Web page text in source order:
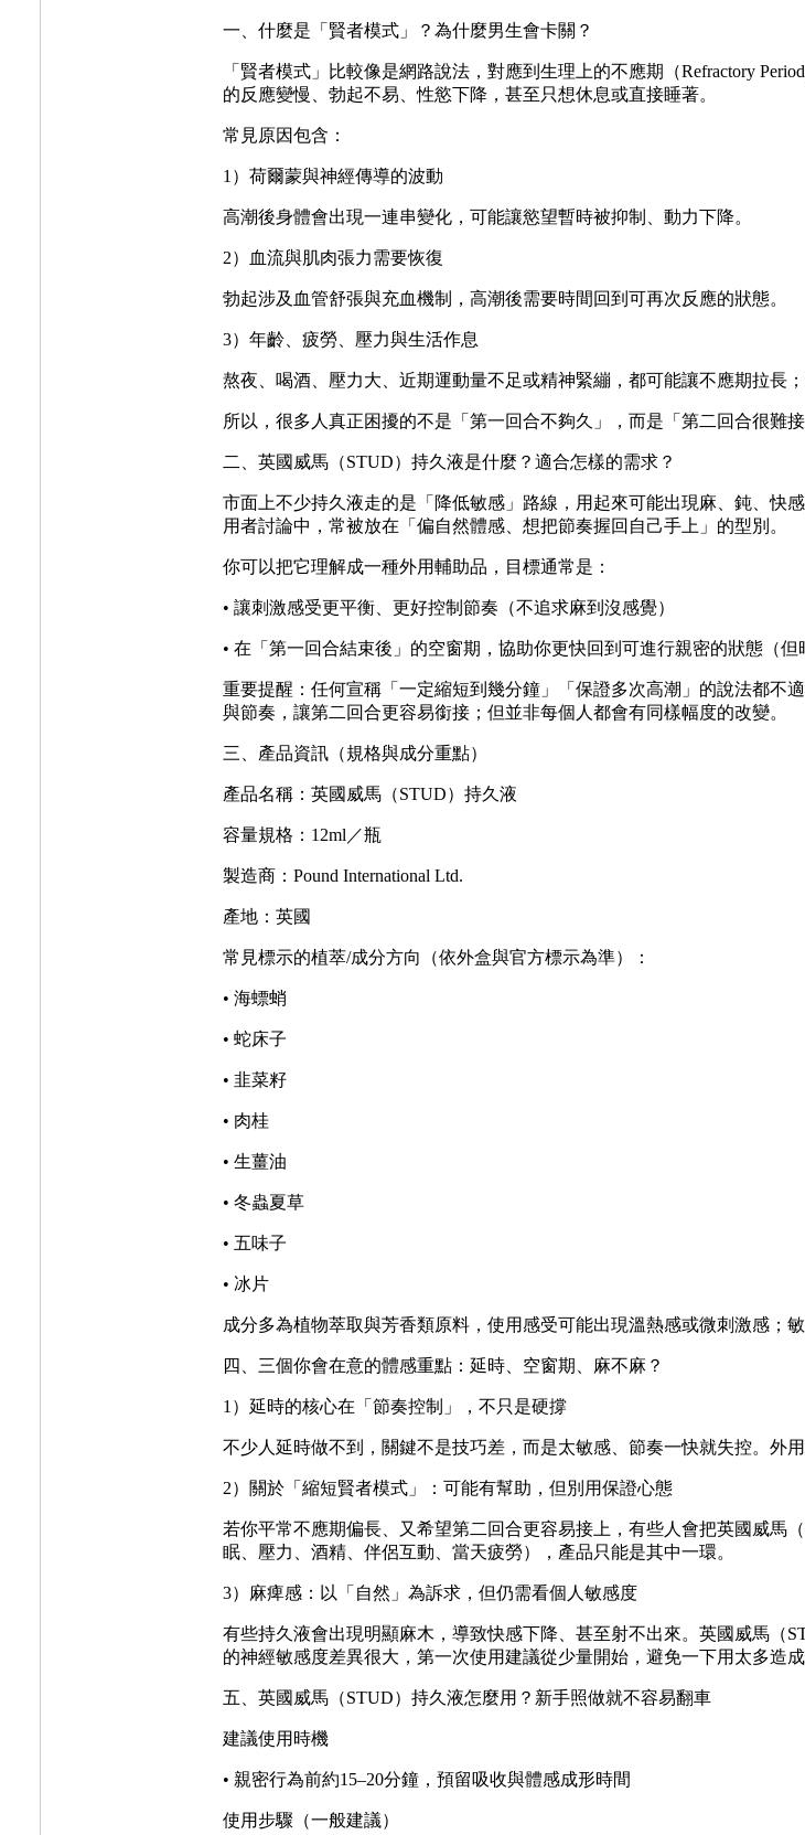
一、什麼是「賢者模式」？為什麼男生會卡關？
「賢者模式」比較像是網路說法，對應到生理上的不應期（Refractory
的反應變慢、勃起不易、性慾下降，甚至只想休息或直接睡著。
常見原因包含：
1）荷爾蒙與神經傳導的波動
高潮後身體會出現一連串變化，可能讓慾望暫時被抑制、動力下降。
2）血流與肌肉張力需要恢復
勃起涉及血管舒張與充血機制，高潮後需要時間回到可再次反應的狀態。
3）年齡、疲勞、壓力與生活作息
熬夜、喝酒、壓力大、近期運動量不足或精神緊繃，都可能讓不應期拉長
所以，很多人真正困擾的不是「第一回合不夠久」，而是「第二回合很難
二、英國威馬（STUD）持久液是什麼？適合怎樣的需求？
市面上不少持久液走的是「降低敏感」路線，用起來可能出現麻、鈍、快
用者討論中，常被放在「偏自然體感、想把節奏握回自己手上」的型別。
你可以把它理解成一種外用輔助品，目標通常是：
• 讓刺激感受更平衡、更好控制節奏（不追求麻到沒感覺）
• 在「第一回合結束後」的空窗期，協助你更快回到可進行親密的狀態（但
重要提醒：任何宣稱「一定縮短到幾分鐘」「保證多次高潮」的說法都不
與節奏，讓第二回合更容易銜接；但並非每個人都會有同樣幅度的改變。
三、產品資訊（規格與成分重點）
產品名稱：英國威馬（STUD）持久液
容量規格：12ml／瓶
製造商：Pound International Ltd.
產地：英國
常見標示的植萃/成分方向（依外盒與官方標示為準）：
• 海螵蛸
• 蛇床子
• 韭菜籽
• 肉桂
• 生薑油
• 冬蟲夏草
• 五味子
• 冰片
成分多為植物萃取與芳香類原料，使用感受可能出現溫熱感或微刺激感；
四、三個你會在意的體感重點：延時、空窗期、麻不麻？
1）延時的核心在「節奏控制」，不只是硬撐
不少人延時做不到，關鍵不是技巧差，而是太敏感、節奏一快就失控。外
2）關於「縮短賢者模式」：可能有幫助，但別用保證心態
若你平常不應期偏長、又希望第二回合更容易接上，有些人會把英國威馬
眠、壓力、酒精、伴侶互動、當天疲勞），產品只能是其中一環。
3）麻痺感：以「自然」為訴求，但仍需看個人敏感度
有些持久液會出現明顯麻木，導致快感下降、甚至射不出來。英國威馬（
的神經敏感度差異很大，第一次使用建議從少量開始，避免一下用太多造成
五、英國威馬（STUD）持久液怎麼用？新手照做就不容易翻車
建議使用時機
• 親密行為前約15–20分鐘，預留吸收與體感成形時間
使用步驟（一般建議）